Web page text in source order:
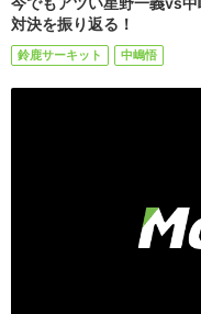
対決を振り返る！
鈴鹿サーキット 中嶋悟